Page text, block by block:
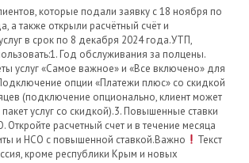
которые подали заявку с 18 ноября по
а также открыли расчётный счёт и
в срок по 8 декабря 2024 года.УТП,
Год обслуживания за полцены.
услуг «Самое важное» и «Все включено» для
опции «Платежи плюс» со скидкой
(подключение опционально, клиент может
услуг со скидкой).3. Повышенные ставки
расчетный счет и в течение месяца
и НСО с повышенной ставкой.Важно
Текст
кроме республики Крым и новых